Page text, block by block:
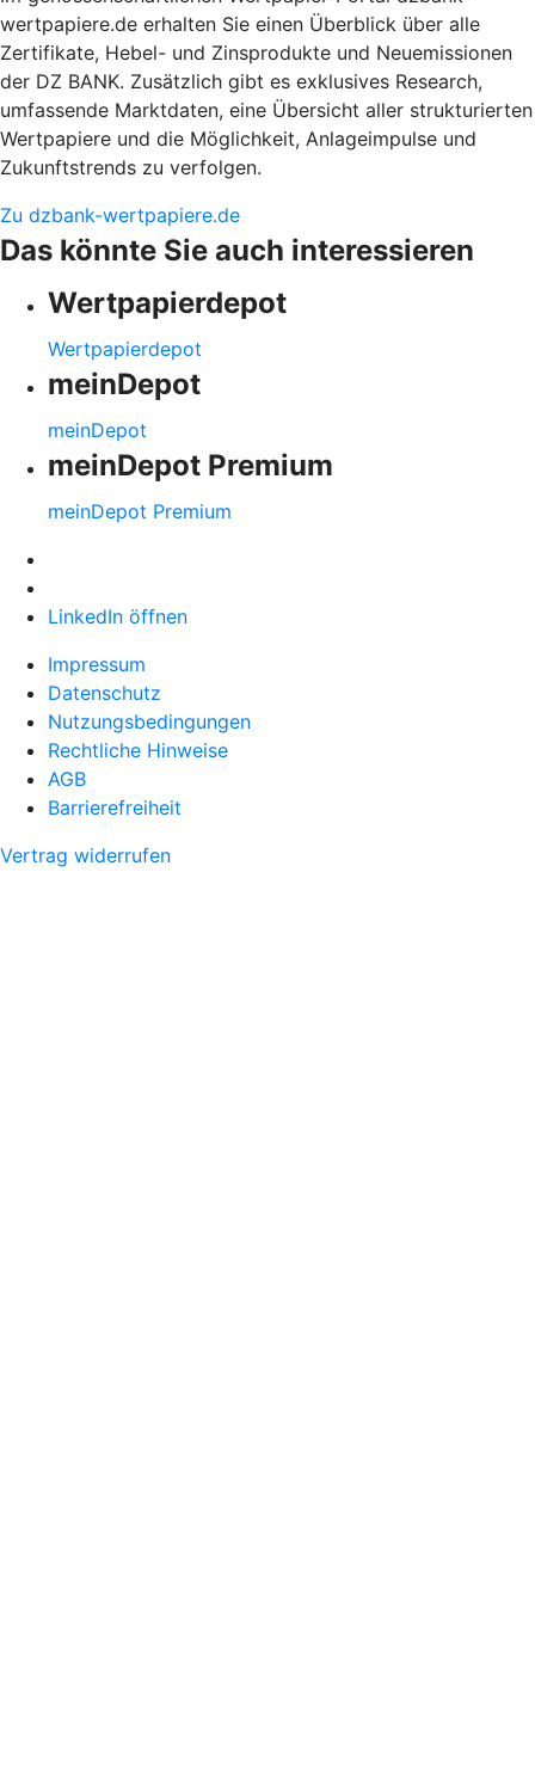
wertpapiere.de erhalten Sie einen Überblick über alle
Zertifikate, Hebel- und Zinsprodukte und Neuemissionen
der DZ BANK. Zusätzlich gibt es exklusives Research,
umfassende Marktdaten, eine Übersicht aller strukturierten
Wertpapiere und die Möglichkeit, Anlageimpulse und
Zukunftstrends zu verfolgen.
Zu dzbank-wertpapiere.de
Das könnte Sie auch interessieren
Wertpapierdepot
Wertpapierdepot
meinDepot
meinDepot
meinDepot Premium
meinDepot Premium
LinkedIn öffnen
Impressum
Datenschutz
Nutzungsbedingungen
Rechtliche Hinweise
AGB
Barrierefreiheit
Vertrag widerrufen